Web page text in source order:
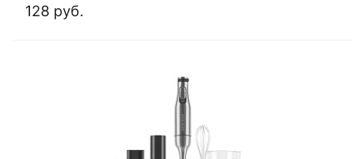
128 руб.